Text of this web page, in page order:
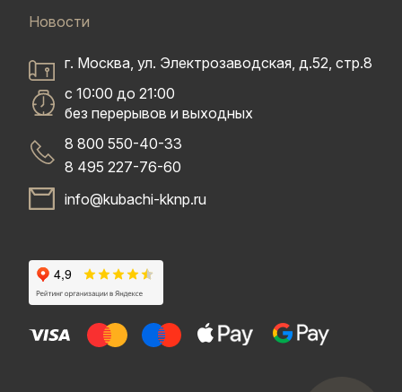
Новости
г. Москва, ул. Электрозаводская, д.52, стр.8
с 10:00 до 21:00
без перерывов и выходных
8 800 550-40-33
8 495 227-76-60
info@kubachi-kknp.ru